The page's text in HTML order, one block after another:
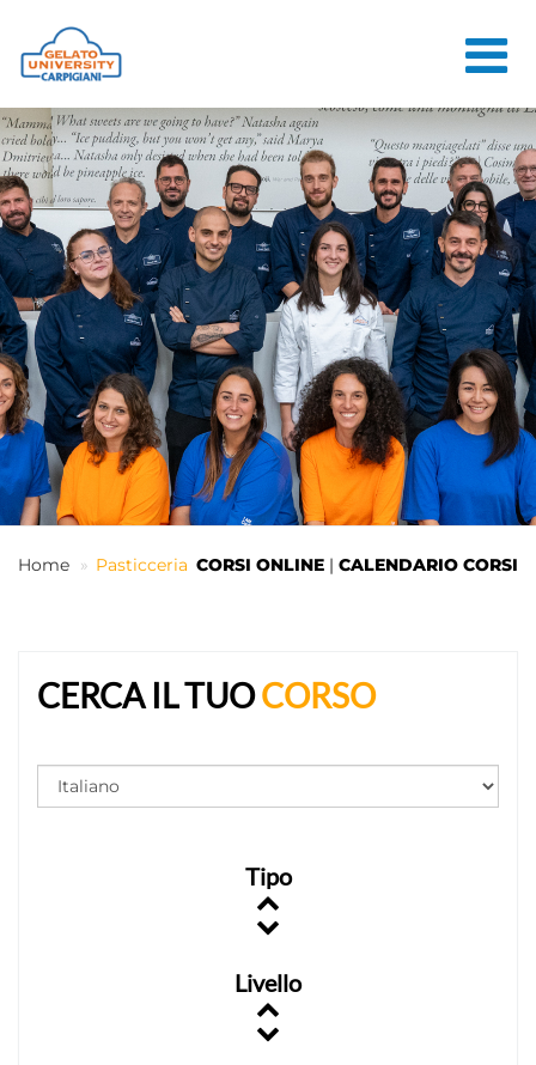
HOME
LA SCUOLA
CORSI ONLINE
CORSI
CONSULENZE
JOB CENTER
CONTATTI
ACCEDI
Home Pasticceria CORSI ONLINE | CALENDARIO CORSI
CERCA IL TUOCORSO
Tipo
Livello